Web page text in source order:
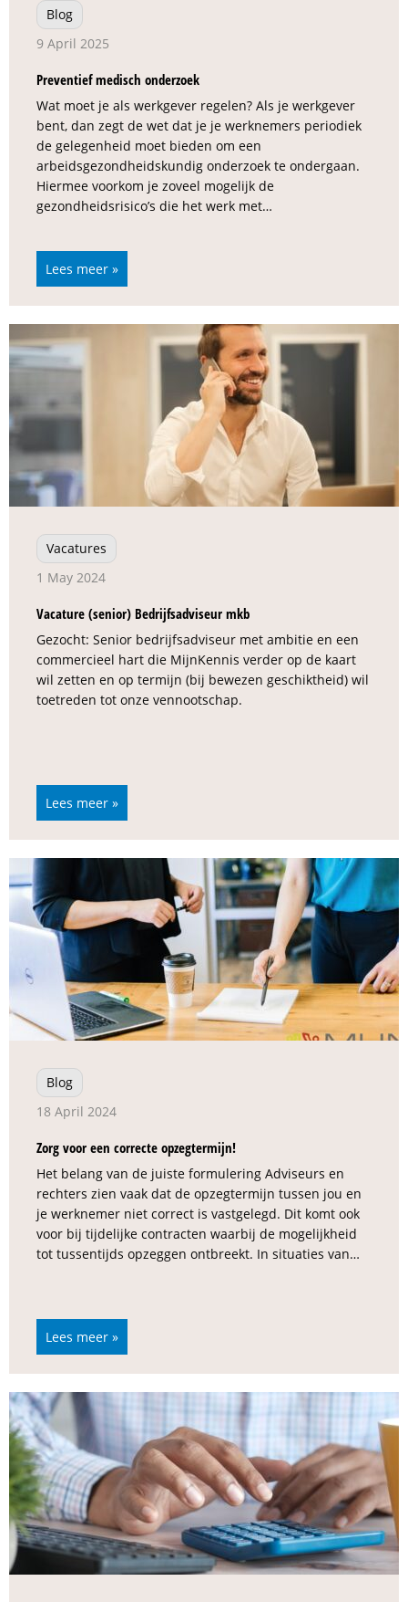
Blog
9 April 2025
Preventief medisch onderzoek
Wat moet je als werkgever regelen? Als je werkgever
bent, dan zegt de wet dat je je werknemers periodiek
de gelegenheid moet bieden om een
arbeidsgezondheidskundig onderzoek te ondergaan.
Hiermee voorkom je zoveel mogelijk de
gezondheidsrisico’s die het werk met…
Lees meer »
Vacatures
1 May 2024
Vacature (senior) Bedrijfsadviseur mkb
Gezocht: Senior bedrijfsadviseur met ambitie en een
commercieel hart die MijnKennis verder op de kaart
wil zetten en op termijn (bij bewezen geschiktheid) wil
toetreden tot onze vennootschap.
Lees meer »
Blog
18 April 2024
Zorg voor een correcte opzegtermijn!
Het belang van de juiste formulering Adviseurs en
rechters zien vaak dat de opzegtermijn tussen jou en
je werknemer niet correct is vastgelegd. Dit komt ook
voor bij tijdelijke contracten waarbij de mogelijkheid
tot tussentijds opzeggen ontbreekt. In situaties van…
Lees meer »